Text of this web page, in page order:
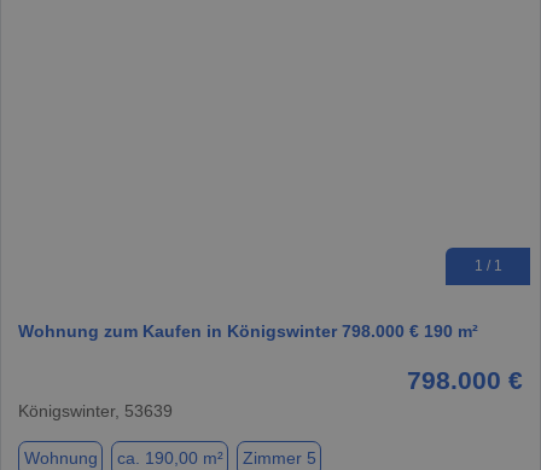
1 / 1
Wohnung zum Kaufen in Königswinter 798.000 € 190 m²
798.000 €
Königswinter, 53639
Wohnung ca. 190,00 m² Zimmer 5